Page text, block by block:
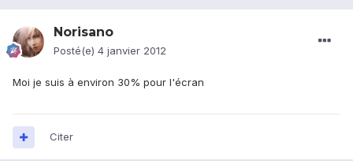
Norisano
Posté(e) 4 janvier 2012
Moi je suis à environ 30% pour l'écran
Citer